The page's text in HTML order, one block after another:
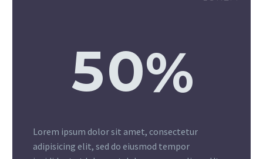
50%
Lorem ipsum dolor sit amet, consectetur
adipisicing elit, sed do eiusmod tempor